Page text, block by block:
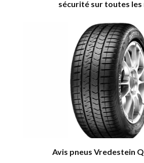
sécurité sur toutes
Avis pneus Vredestein